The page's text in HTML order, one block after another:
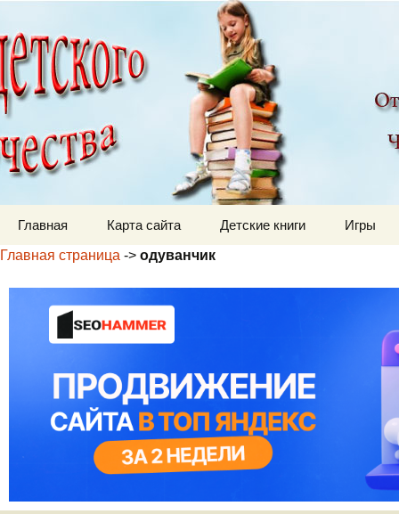
Детский мир
Главная Карта сайта Детские книги
Игры
Главная страница -> одуванчик